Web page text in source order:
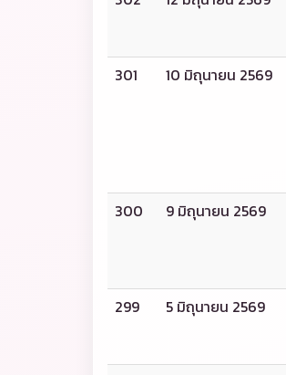
301 10 มิถุนายน 2569
300 9 มิถุนายน 2569
299 5 มิถุนายน 2569